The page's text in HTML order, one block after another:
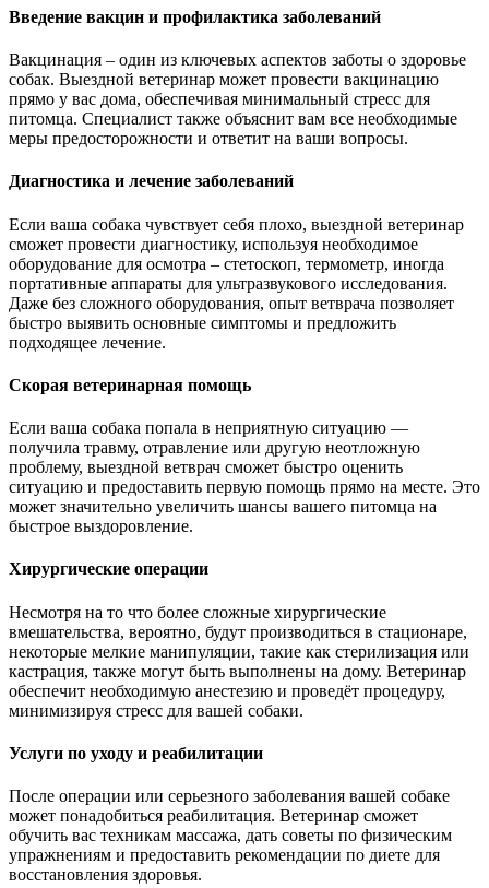
Введение вакцин и профилактика заболеваний
Вакцинация – один из ключевых аспектов заботы о здоровье
собак. Выездной ветеринар может провести вакцинацию
прямо у вас дома, обеспечивая минимальный стресс для
питомца. Специалист также объяснит вам все необходимые
меры предосторожности и ответит на ваши вопросы.
Диагностика и лечение заболеваний
Если ваша собака чувствует себя плохо, выездной ветеринар
сможет провести диагностику, используя необходимое
оборудование для осмотра – стетоскоп, термометр, иногда
портативные аппараты для ультразвукового исследования.
Даже без сложного оборудования, опыт ветврача позволяет
быстро выявить основные симптомы и предложить
подходящее лечение.
Скорая ветеринарная помощь
Если ваша собака попала в неприятную ситуацию —
получила травму, отравление или другую неотложную
проблему, выездной ветврач сможет быстро оценить
ситуацию и предоставить первую помощь прямо на месте. Это
может значительно увеличить шансы вашего питомца на
быстрое выздоровление.
Хирургические операции
Несмотря на то что более сложные хирургические
вмешательства, вероятно, будут производиться в стационаре,
некоторые мелкие манипуляции, такие как стерилизация или
кастрация, также могут быть выполнены на дому. Ветеринар
обеспечит необходимую анестезию и проведёт процедуру,
минимизируя стресс для вашей собаки.
Услуги по уходу и реабилитации
После операции или серьезного заболевания вашей собаке
может понадобиться реабилитация. Ветеринар сможет
обучить вас техникам массажа, дать советы по физическим
упражнениям и предоставить рекомендации по диете для
восстановления здоровья.